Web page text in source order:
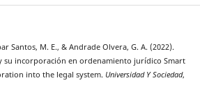
Santos, M. E., & Andrade Olvera, G. A. (2022).
su incorporación en ordenamiento jurídico Smart
into the legal system. Universidad Y Sociedad,